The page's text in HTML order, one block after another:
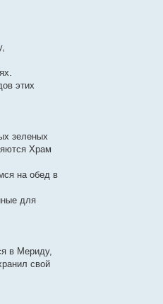
этих
зеленых
Храм
на обед в
для
в Мериду,
свой